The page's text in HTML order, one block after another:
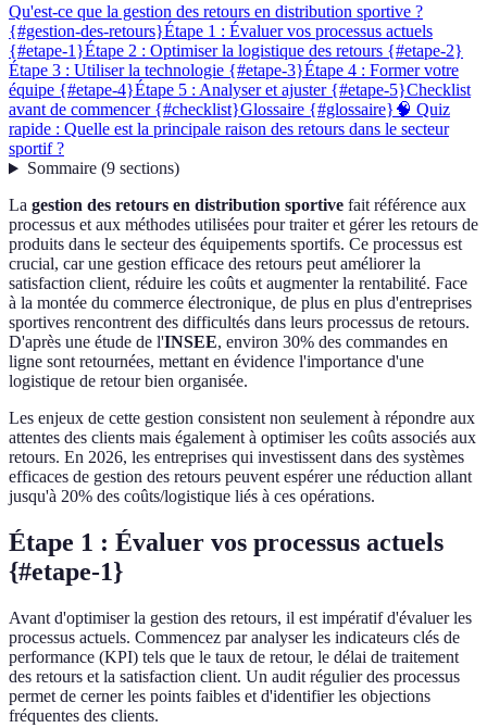
Qu'est-ce que la gestion des retours en distribution sportive ?
{#gestion-des-retours}Étape 1 : Évaluer vos processus actuels
{#etape-1}Étape 2 : Optimiser la logistique des retours {#etape-2}
Étape 3 : Utiliser la technologie {#etape-3}Étape 4 : Former votre
équipe {#etape-4}Étape 5 : Analyser et ajuster {#etape-5}Checklist
avant de commencer {#checklist}Glossaire {#glossaire}🧠 Quiz
rapide : Quelle est la principale raison des retours dans le secteur
sportif ?
Sommaire(9 sections)
La gestion des retours en distribution sportive fait référence aux
processus et aux méthodes utilisées pour traiter et gérer les retours de
produits dans le secteur des équipements sportifs. Ce processus est
crucial, car une gestion efficace des retours peut améliorer la
satisfaction client, réduire les coûts et augmenter la rentabilité. Face
à la montée du commerce électronique, de plus en plus d'entreprises
sportives rencontrent des difficultés dans leurs processus de retours.
D'après une étude de l'INSEE, environ 30% des commandes en
ligne sont retournées, mettant en évidence l'importance d'une
logistique de retour bien organisée.
Les enjeux de cette gestion consistent non seulement à répondre aux
attentes des clients mais également à optimiser les coûts associés aux
retours. En 2026, les entreprises qui investissent dans des systèmes
efficaces de gestion des retours peuvent espérer une réduction allant
jusqu'à 20% des coûts/logistique liés à ces opérations.
Étape 1 : Évaluer vos processus actuels
{#etape-1}
Avant d'optimiser la gestion des retours, il est impératif d'évaluer les
processus actuels. Commencez par analyser les indicateurs clés de
performance (KPI) tels que le taux de retour, le délai de traitement
des retours et la satisfaction client. Un audit régulier des processus
permet de cerner les points faibles et d'identifier les objections
fréquentes des clients.